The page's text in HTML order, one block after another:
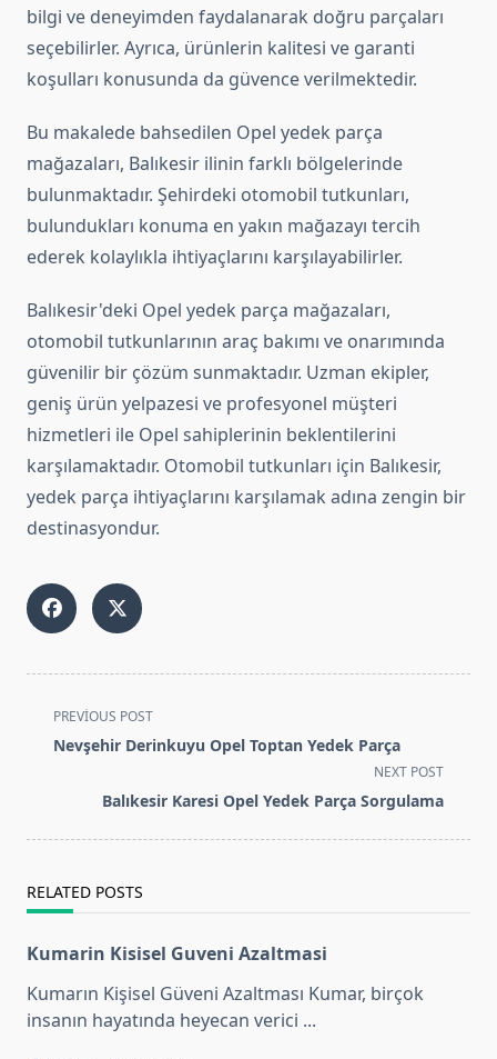
bilgi ve deneyimden faydalanarak doğru parçaları
seçebilirler. Ayrıca, ürünlerin kalitesi ve garanti
koşulları konusunda da güvence verilmektedir.
Bu makalede bahsedilen Opel yedek parça
mağazaları, Balıkesir ilinin farklı bölgelerinde
bulunmaktadır. Şehirdeki otomobil tutkunları,
bulundukları konuma en yakın mağazayı tercih
ederek kolaylıkla ihtiyaçlarını karşılayabilirler.
Balıkesir'deki Opel yedek parça mağazaları,
otomobil tutkunlarının araç bakımı ve onarımında
güvenilir bir çözüm sunmaktadır. Uzman ekipler,
geniş ürün yelpazesi ve profesyonel müşteri
hizmetleri ile Opel sahiplerinin beklentilerini
karşılamaktadır. Otomobil tutkunları için Balıkesir,
yedek parça ihtiyaçlarını karşılamak adına zengin bir
destinasyondur.
<span
class="nav-
text">Page</span>
PREVIOUS POST
Nevşehir Derinkuyu Opel Toptan Yedek Parça
NEXT POST
Balıkesir Karesi Opel Yedek Parça Sorgulama
RELATED POSTS
Kumarin Kisisel Guveni Azaltmasi
Kumarın Kişisel Güveni Azaltması Kumar, birçok
insanın hayatında heyecan verici ...